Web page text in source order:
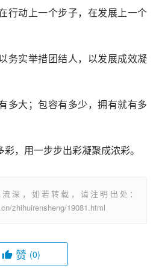
行动上一个步子，在发展上一个
务实举措团结人，以发展成效凝
多大；包容有多少，拥有就有多
，用一步步出彩凝聚成浓彩。
深，如若转载，请注明出处：
zhihuirensheng/19081.html
赞 (0)